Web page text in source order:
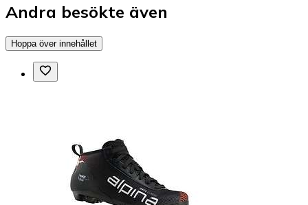
Andra besökte även
Hoppa över innehållet